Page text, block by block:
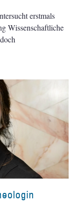
erstmals
Wissenschaftliche